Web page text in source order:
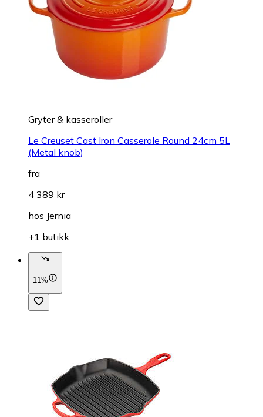
Gryter & kasseroller
Le Creuset Cast Iron Casserole Round 24cm 5L
(Metal knob)
fra
4 389 kr
hos Jernia
+1 butikk
11%